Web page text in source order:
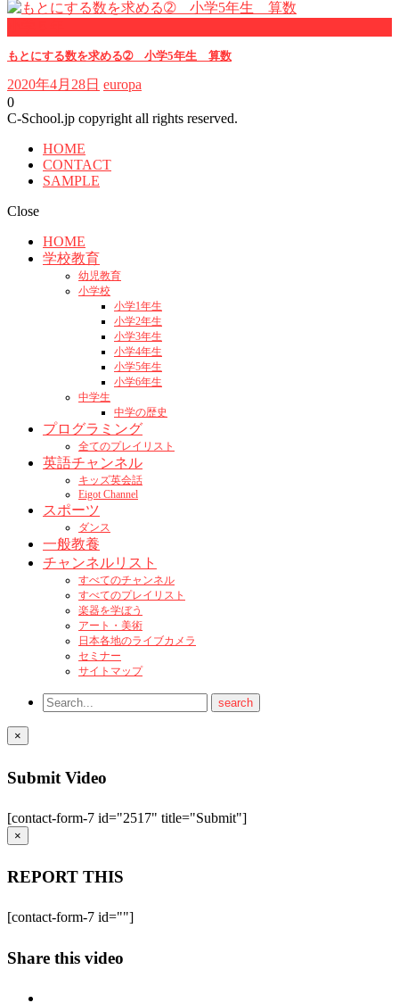
もとにする数を求める➁ 小学5年生 算数
2020年4月28日 europa
0
C-School.jp copyright all rights reserved.
HOME
CONTACT
SAMPLE
Close
HOME
学校教育
幼児教育
小学校
小学1年生
小学2年生
小学3年生
小学4年生
小学5年生
小学6年生
中学生
中学の歴史
プログラミング
全てのプレイリスト
英語チャンネル
キッズ英会話
Eigot Channel
スポーツ
ダンス
一般教養
チャンネルリスト
すべてのチャンネル
すべてのプレイリスト
楽器を学ぼう
アート・美術
日本各地のライブカメラ
セミナー
サイトマップ
×
Submit Video
[contact-form-7 id="2517" title="Submit"]
×
REPORT THIS
[contact-form-7 id=""]
Share this video